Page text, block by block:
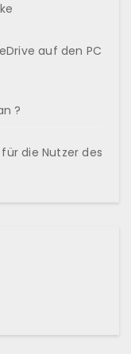
auf den PC
?
für die Nutzer des